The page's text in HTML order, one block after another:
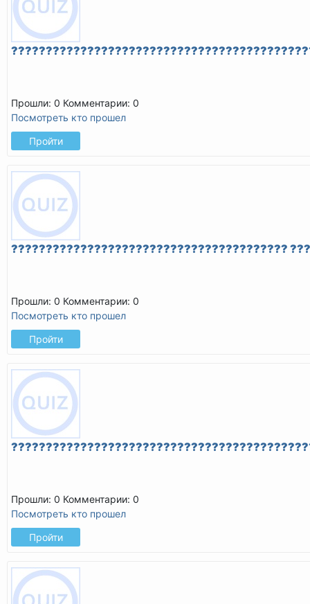
Прошли: 0 Комментарии: 0
Посмотреть кто прошел
Пройти
????????????????????????????????????????
Прошли: 0 Комментарии: 0
Посмотреть кто прошел
Пройти
Прошли: 0 Комментарии: 0
Посмотреть кто прошел
Пройти